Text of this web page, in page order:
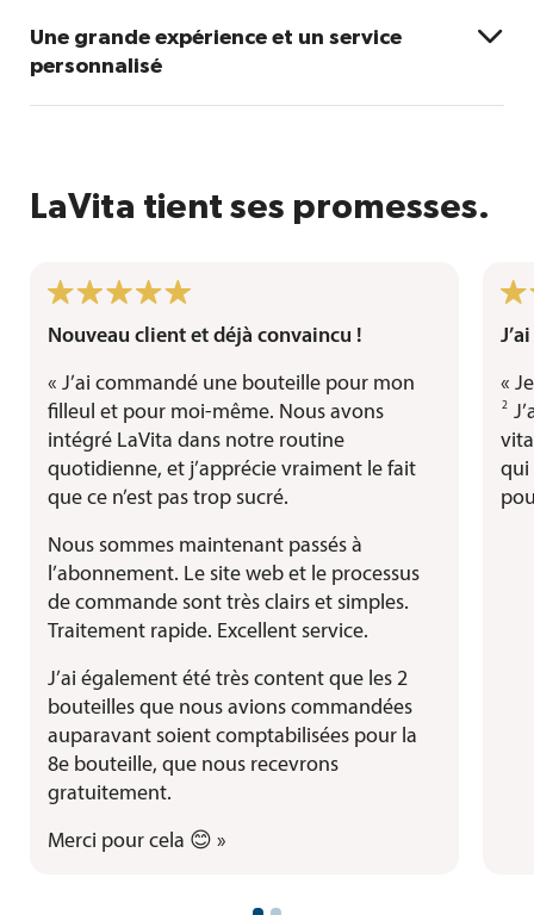
conservateurs, colorants, arômes ou édulcorants. Il
est végétalien et sans sucres ajoutés, sans OGM, sans
Une grande expérience et un service
personnalisé

nutrition.
LaVita tient ses promesses.
Nouveau client et déjà convaincu !
« J’ai commandé une bouteille pour mon
filleul et pour moi-même. Nous avons
intégré LaVita dans notre routine
quotidienne, et j’apprécie vraiment le fait
que ce n’est pas trop sucré.
Nous sommes maintenant passés à
l’abonnement. Le site web et le processus
de commande sont très clairs et simples.
Traitement rapide. Excellent service.
J’ai également été très content que les 2
bouteilles que nous avions commandées
auparavant soient comptabilisées pour la
8e bouteille, que nous recevrons
gratuitement.
Merci pour cela 😊 »
«
2
qui